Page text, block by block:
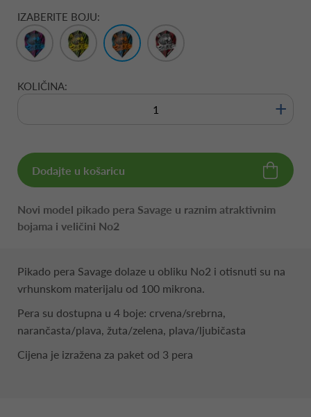
IZABERITE BOJU:
KOLIČINA:
+
Dodajte u košaricu
Novi model pikado pera Savage u raznim atraktivnim
bojama i veličini No2
Pikado pera Savage dolaze u obliku No2 i otisnuti su na
vrhunskom materijalu od 100 mikrona.
Pera su dostupna u 4 boje: crvena/srebrna,
narančasta/plava, žuta/zelena, plava/ljubičasta
Cijena je izražena za paket od 3 pera